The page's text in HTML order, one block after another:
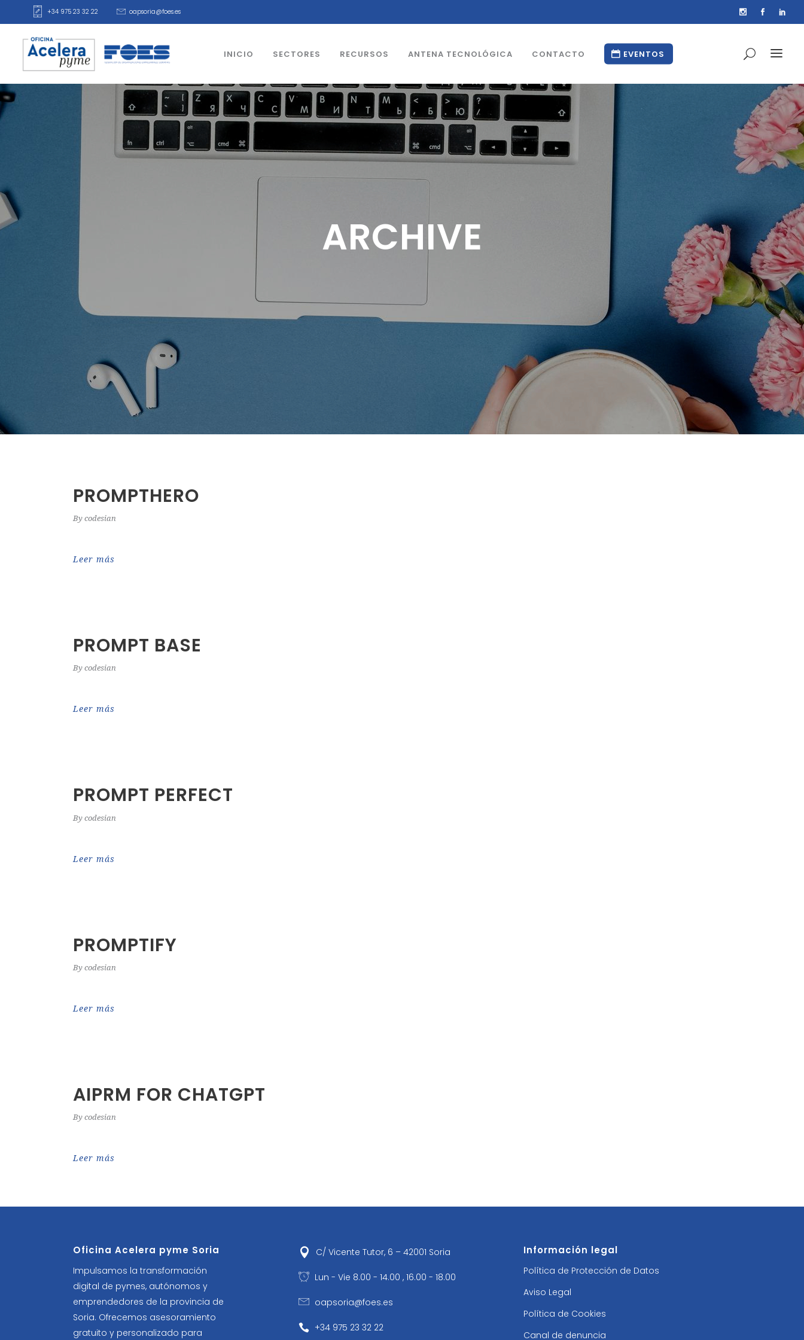
+34 975 23 32 22 oapsoria@foes.es
INICIO SECTORES RECURSOS ANTENA TECNOLÓGICA CONTACTO EVENTOS
ARCHIVE
PROMPTHERO
By codesian
Leer más
PROMPT BASE
By codesian
Leer más
PROMPT PERFECT
By codesian
Leer más
PROMPTIFY
By codesian
Leer más
AIPRM FOR CHATGPT
By codesian
Leer más
Oficina Acelera pyme Soria
Impulsamos la transformación
digital de pymes, autónomos y
emprendedores de la provincia de
Soria. Ofrecemos asesoramiento
gratuito y personalizado para
C/ Vicente Tutor, 6 – 42001 Soria
Lun - Vie 8.00 - 14.00 , 16.00 - 18.00
oapsoria@foes.es
+34 975 23 32 22
Información legal
Política de Protección de Datos
Aviso Legal
Política de Cookies
Canal de denuncia